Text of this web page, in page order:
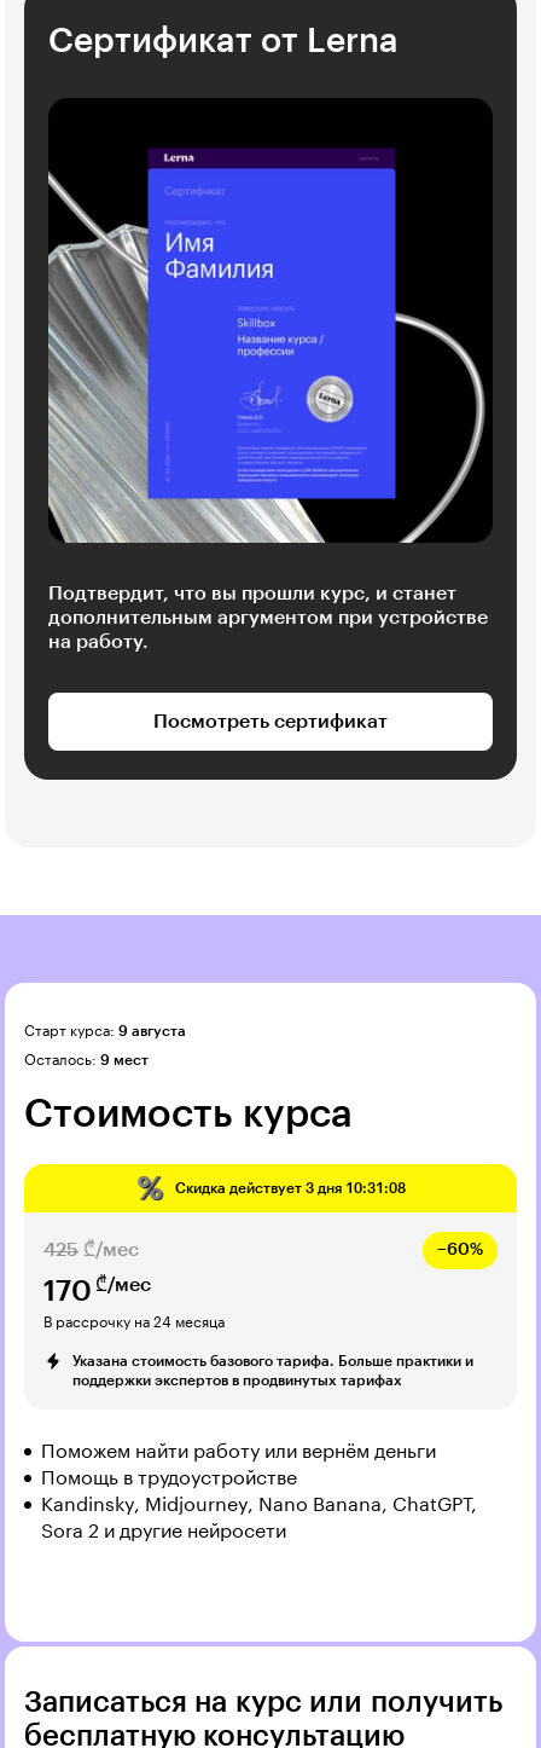
Сертификат от Lerna
Подтвердит, что вы прошли курс, и станет
дополнительным аргументом при устройстве
на работу.
Посмотреть сертификат
Старт курса: 9 августа
Осталось: 9 мест
Стоимость курса
Скидка действует 3 дня 10:31:07
425 ₾/мес −60%
170 ₾/мес
В рассрочку на 24 месяца
Указана стоимость базового тарифа. Больше практики и
поддержки экспертов в продвинутых тарифах
Поможем найти работу или вернём деньги
Помощь в трудоустройстве
Kandinsky, Midjourney, Nano Banana, ChatGPT,
Sora 2 и другие нейросети
Записаться на курс или получить
бесплатную консультацию